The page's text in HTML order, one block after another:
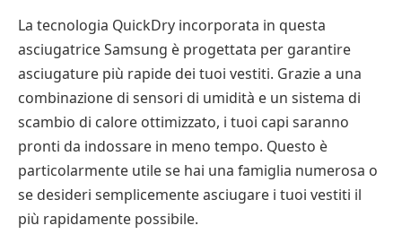
La tecnologia QuickDry incorporata in questa
asciugatrice Samsung è progettata per garantire
asciugature più rapide dei tuoi vestiti. Grazie a una
combinazione di sensori di umidità e un sistema di
scambio di calore ottimizzato, i tuoi capi saranno
pronti da indossare in meno tempo. Questo è
particolarmente utile se hai una famiglia numerosa o
se desideri semplicemente asciugare i tuoi vestiti il
più rapidamente possibile.